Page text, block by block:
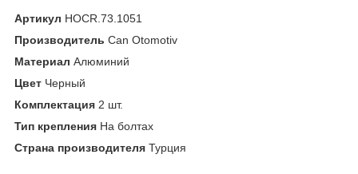
Артикул HOCR.73.1051
Производитель Can Otomotiv
Материал Алюминий
Цвет Черный
Комплектация 2 шт.
Тип крепления На болтах
Страна производителя Турция